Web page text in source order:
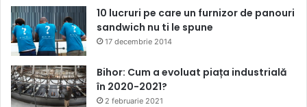
10 lucruri pe care un furnizor de panouri
sandwich nu ti le spune
17 decembrie 2014
Bihor: Cum a evoluat piața industrială
în 2020-2021?
2 februarie 2021